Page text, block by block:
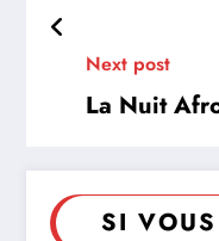
Next post
La Nuit
SI